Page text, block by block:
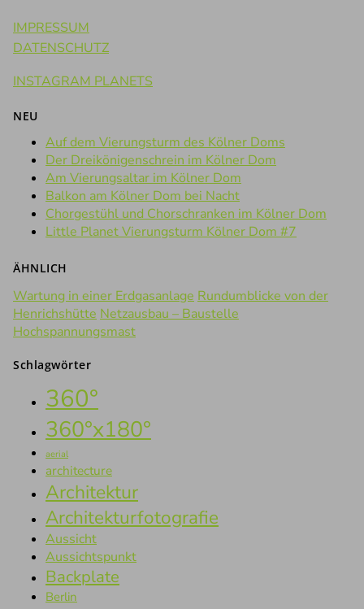
IMPRESSUM
DATENSCHUTZ
INSTAGRAM PLANETS
NEU
Auf dem Vierungsturm des Kölner Doms
Der Dreikönigenschrein im Kölner Dom
Am Vierungsaltar im Kölner Dom
Balkon am Kölner Dom bei Nacht
Chorgestühl und Chorschranken im Kölner Dom
Little Planet Vierungsturm Kölner Dom #7
ÄHNLICH
Wartung in einer Erdgasanlage Rundumblicke von der
Henrichshütte Netzausbau – Baustelle
Hochspannungsmast
Schlagwörter
360°
360°x180°
aerial
architecture
Architektur
Architekturfotografie
Aussicht
Aussichtspunkt
Backplate
Berlin